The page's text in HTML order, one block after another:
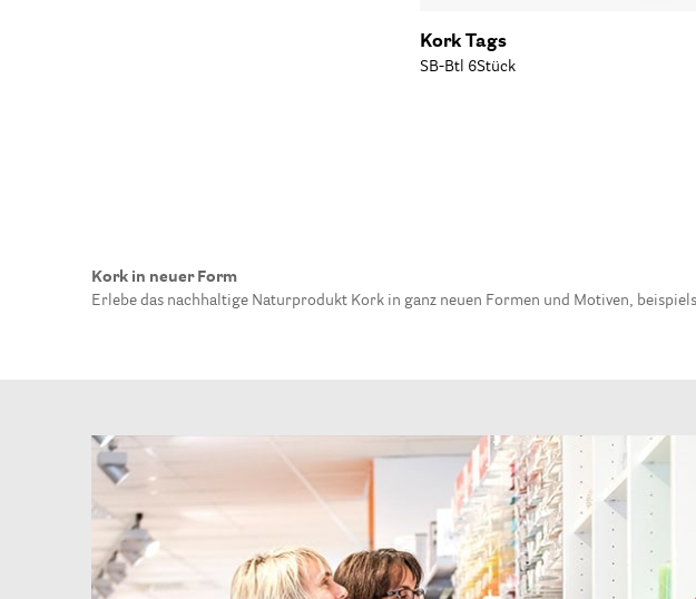
Kork Tags
SB-Btl 6Stück
Kork in neuer Form
Erlebe das nachhaltige Naturprodukt Kork in ganz neuen Formen und Motiven,